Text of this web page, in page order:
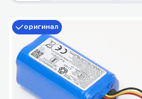
оригинал